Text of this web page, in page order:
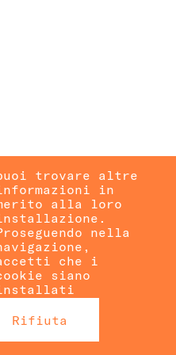
trovare altre
in
alla loro
nella
che i
siano
Rifiuta